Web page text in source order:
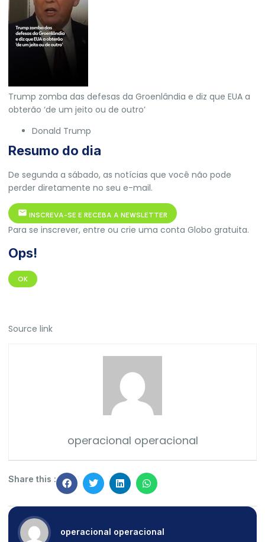
Trump zomba das defesas da Groenlândia e diz que EUA a
obterão ‘de um jeito ou de outro’
Donald Trump
Resumo do dia
De segunda a sábado, as notícias que você não pode
perder diretamente no seu e-mail.
INSCREVA-SE E RECEBA A NEWSLETTER
Para se inscrever, entre ou crie uma conta Globo gratuita.
Ops!
OK
Source link
operacional operacional
Share this :
operacional operacional